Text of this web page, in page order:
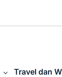
Travel dan